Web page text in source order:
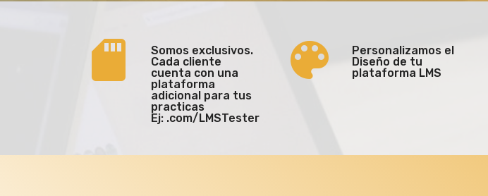
Somos exclusivos.
Cada cliente
cuenta con una
plataforma
adicional para tus
practicas
Ej: .com/LMSTester
Personalizamos el
Diseño de tu
plataforma LMS